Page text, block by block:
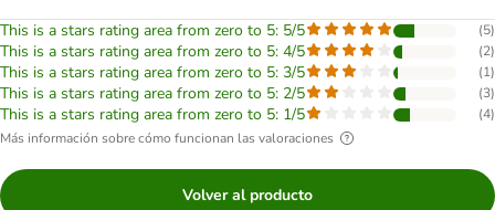
This is a stars rating area from zero to 5: 5/5 (5)
This is a stars rating area from zero to 5: 4/5 (2)
This is a stars rating area from zero to 5: 3/5 (1)
This is a stars rating area from zero to 5: 2/5 (3)
This is a stars rating area from zero to 5: 1/5 (4)
Más información sobre cómo funcionan las valoraciones
Volver al producto